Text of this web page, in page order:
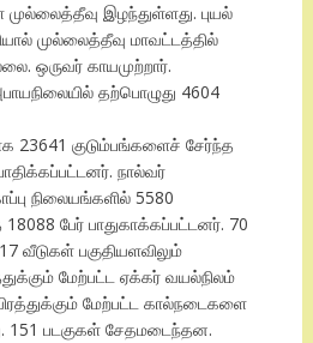
இழந்துள்ளது. புயல்
முல்லைத்தீவு மாவட்டத்தில்
ஒருவர் காயமுற்றார்.
தற்பொழுது 4604
23641 குடும்பங்களைச் சேர்ந்த
நால்வர்
நிலையங்களில் 5580
பேர் பாதுகாக்கப்பட்டனர். 70
வீடுகள் பகுதியளவிலும்
மேற்பட்ட ஏக்கர் வயல்நிலம்
மேற்பட்ட கால்நடைகளை
151 படகுகள் சேதமடைந்தன.